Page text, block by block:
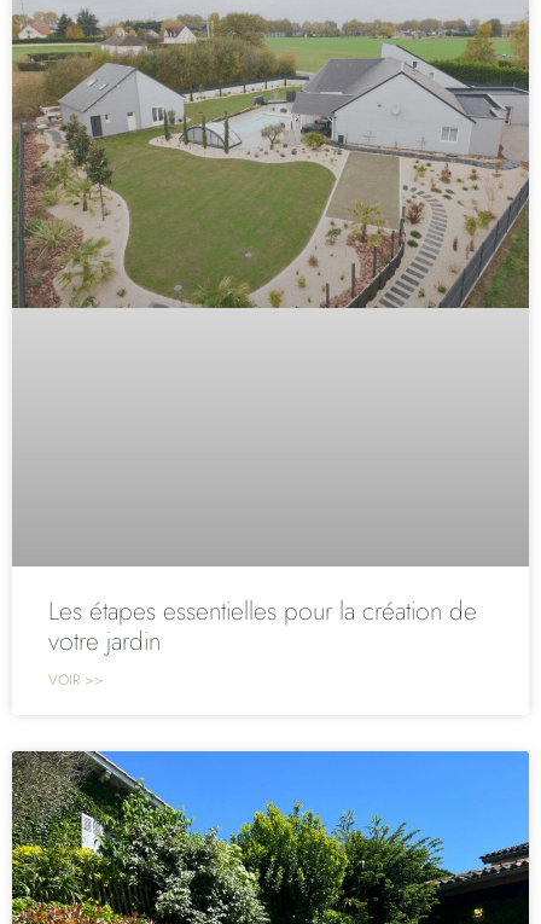
Les étapes essentielles pour la création de
votre jardin
VOIR >>